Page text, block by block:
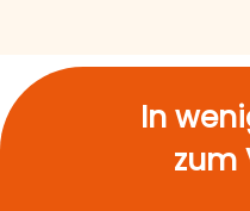
In
zum